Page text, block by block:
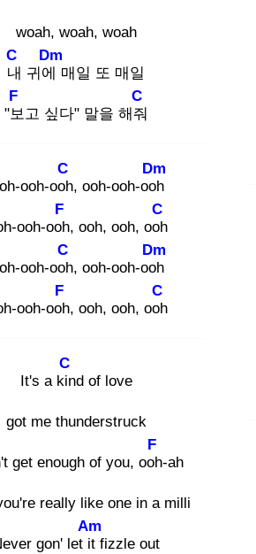
woah, woah, woah
내
C
귀에
Dm
매일 또 매일
"보
F
고 싶다" 말을 해줘
C
ooh-ooh
C
, ooh-ooh-ooh
Dm
ooh-ooh
F
, ooh, ooh, ooh
C
ooh-ooh
C
, ooh-ooh-ooh
Dm
ooh-ooh
F
, ooh, ooh, ooh
C
It's a kin
C
d of love
got me thunderstruck
get enough of you, ooh
F
-ah
really like one in a milli
gon' let it
Am
fizzle out